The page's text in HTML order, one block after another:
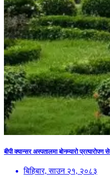
बीपी क्यान्सर अस्पतालमा बोनम्यारो प्रत्यारोपण
बिहिबार, साउन २१, २०८३